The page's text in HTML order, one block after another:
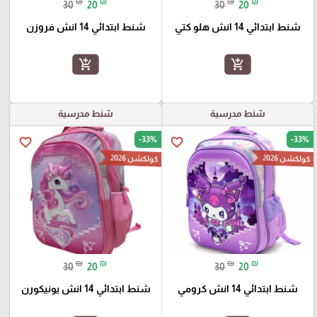
30 20
شنط ابتدائي 14 انش هلو كتي
add_shopping_cart
30 20
شنط ابتدائي 14 انش فروزن
add_shopping_cart
شنط مدرسية
favorite_border -33%
كولكشن 2026
30 ₪ 20 ₪
شنط ابتدائي 14 انش كرومي
شنط مدرسية
favorite_border -33%
كولكشن 2026
30 ₪ 20 ₪
شنط ابتدائي 14 انش يونيكورن